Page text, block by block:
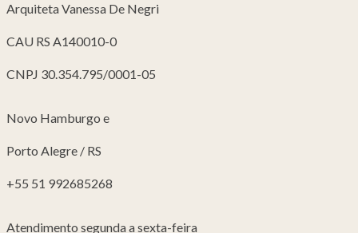
Arquiteta Vanessa De Negri
CAU RS A140010-0
CNPJ 30.354.795/0001-05
Novo Hamburgo e
Porto Alegre / RS
+55 51 992685268
Atendimento segunda a sexta-feira